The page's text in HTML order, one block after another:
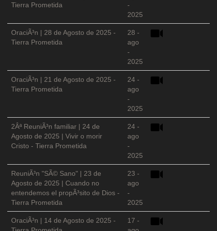
Tierra Prometida
-
2025
OraciÃ³n | 28 de Agosto de 2025 -
Tierra Prometida
28 -
ago
-
2025
OraciÃ³n | 21 de Agosto de 2025 -
Tierra Prometida
24 -
ago
-
2025
2Âª ReuniÃ³n familiar | 24 de
Agosto de 2025 | Vivir o morir
Cristo - Tierra Prometida
24 -
ago
-
2025
ReuniÃ³n "SÃ© Sano" | 23 de
Agosto de 2025 | Cuando no
entendemos el propÃ³sito de Dios -
Tierra Prometida
23 -
ago
-
2025
OraciÃ³n | 14 de Agosto de 2025 -
17 -